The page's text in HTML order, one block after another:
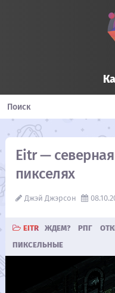
Eitr —
пикселях
Джэй Джэрсон
EITR ЖДЕМ? РПГ
ПИКСЕЛЬНЫЕ